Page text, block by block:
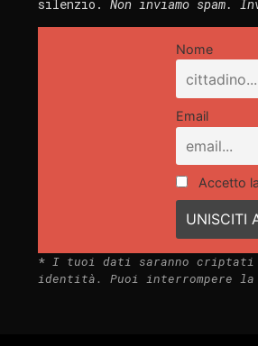
silenzio.Non inviamo spam.
Nome
Email
Accetto
*I tuoi dati saranno criptati
identità. Puoi interrompere la